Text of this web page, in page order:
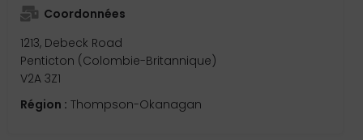
Coordonnées
1213, Debeck Road
Penticton (Colombie-Britannique)
V2A 3Z1
Région : Thompson-Okanagan